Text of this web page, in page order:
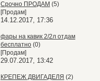
Срочно ПРОДАМ (5)
[Продам]
14.12.2017, 17:36
фары на кавик 2/2л отдам
бесплатно (0)
[Продам]
29.07.2017, 13:42
КРЕПЕЖ ДВИГАДЕЛЯ (2)